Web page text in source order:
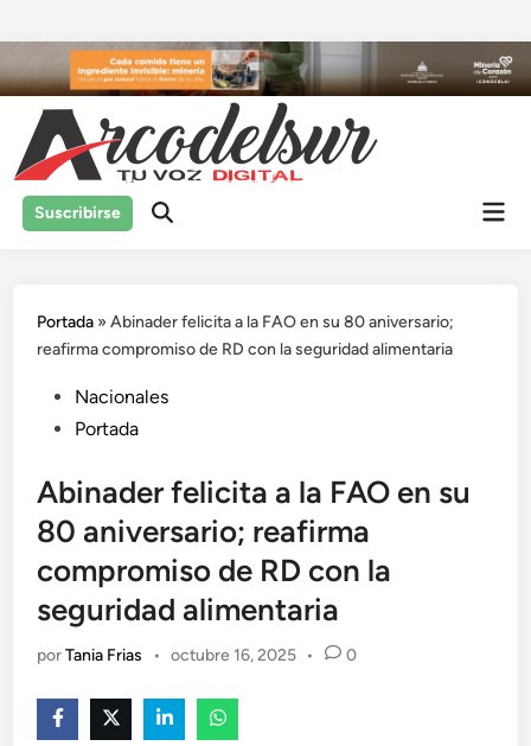
al
contenido
Suscribirse
Portada »Abinader felicita a la FAO en su 80 aniversario;
reafirma compromiso de RD con la seguridad alimentaria
Publicado
en
Nacionales
Portada
Abinader felicita a la FAO en su
80 aniversario; reafirma
compromiso de RD con la
seguridad alimentaria
porTania Frias • octubre 16, 2025 • 0